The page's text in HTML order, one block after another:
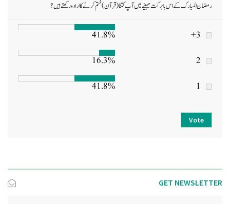
رمضان المبارک کے اس بابرکت مہینے میں آپ کتنا (قرآن) ختم کرنے کا ارادہ رکھتے ہیں؟
3+
41.8%
2
16.3%
1
41.8%
Vote
GET NEWSLETTER